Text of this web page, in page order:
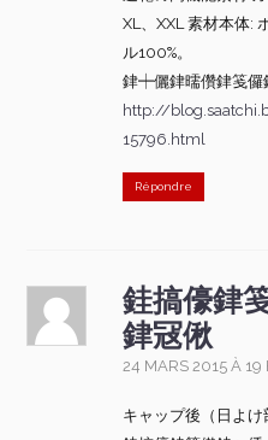
XL、XXL 素材本体:
ル100%。
銉┿儷銉曘儹銉笺儸
http://
15796.html
Répondre
銈搞儫銉
銉冦偢
24 MARS 2015 À 19
キャップ後（日よけ